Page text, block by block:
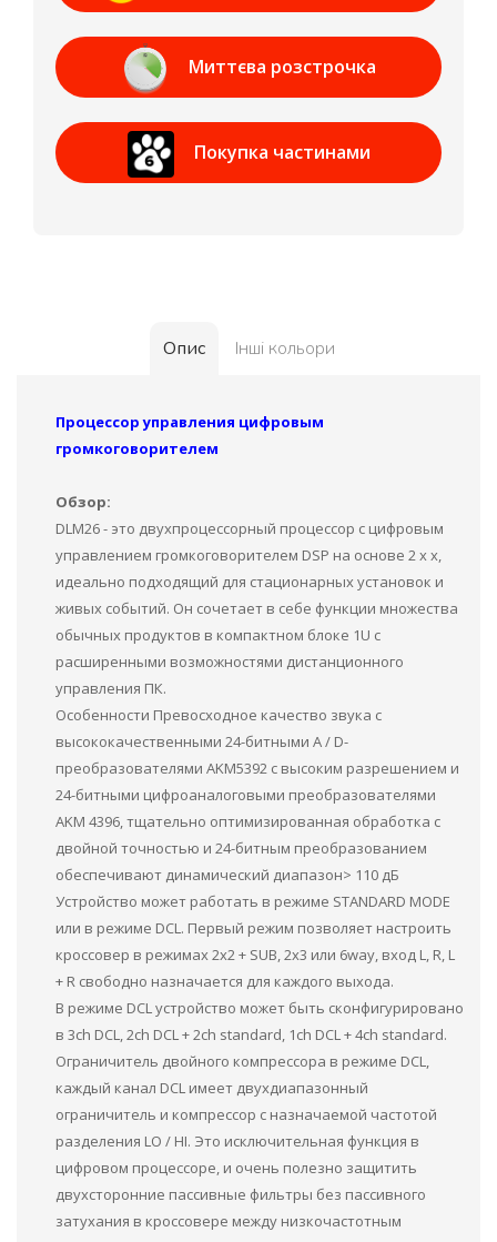
Банк
Миттєва розстрочка
Приват Банк
Покупка частинами
Опис Інші кольори
Процессор управления цифровым
громкоговорителем
Обзор:
DLM26 - это двухпроцессорный процессор с цифровым
управлением громкоговорителем DSP на основе 2 x x,
идеально подходящий для стационарных установок и
живых событий. Он сочетает в себе функции множества
обычных продуктов в компактном блоке 1U с
расширенными возможностями дистанционного
управления ПК.
Особенности Превосходное качество звука с
высококачественными 24-битными A / D-
преобразователями AKM5392 с высоким разрешением и
24-битными цифроаналоговыми преобразователями
AKM 4396, тщательно оптимизированная обработка с
двойной точностью и 24-битным преобразованием
обеспечивают динамический диапазон> 110 дБ
Устройство может работать в режиме STANDARD MODE
или в режиме DCL. Первый режим позволяет настроить
кроссовер в режимах 2x2 + SUB, 2x3 или 6way, вход L, R, L
+ R свободно назначается для каждого выхода.
В режиме DCL устройство может быть сконфигурировано
в 3ch DCL, 2ch DCL + 2ch standard, 1ch DCL + 4ch standard.
Ограничитель двойного компрессора в режиме DCL,
каждый канал DCL имеет двухдиапазонный
ограничитель и компрессор с назначаемой частотой
разделения LO / HI. Это исключительная функция в
цифровом процессоре, и очень полезно защитить
двухсторонние пассивные фильтры без пассивного
затухания в кроссовере между низкочастотным